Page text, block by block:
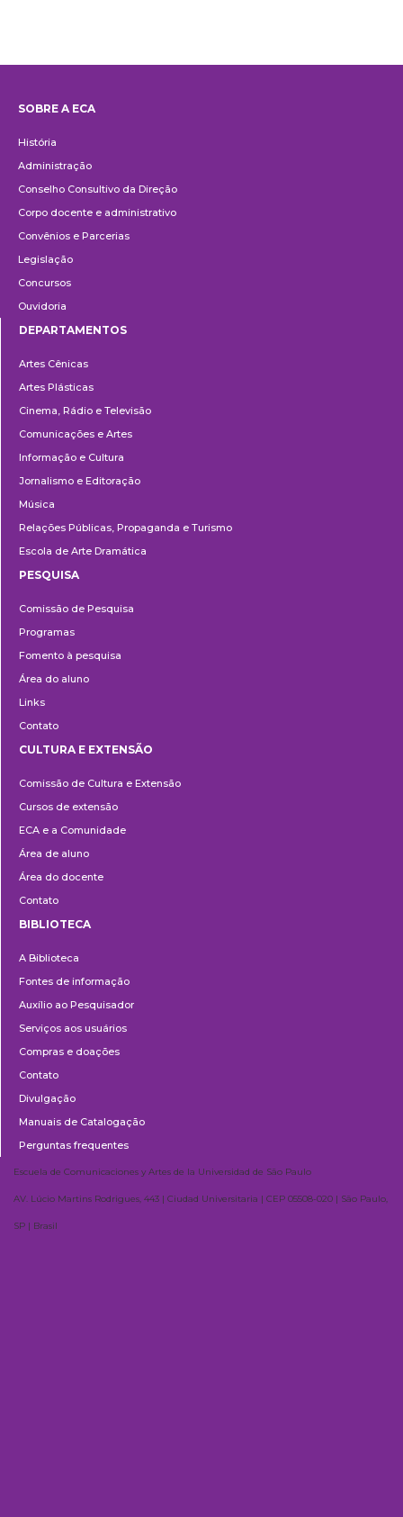
SOBRE A ECA
História
Administração
Conselho Consultivo da Direção
Corpo docente e administrativo
Convênios e Parcerias
Legislação
Concursos
Ouvidoria
DEPARTAMENTOS
Artes Cênicas
Artes Plásticas
Cinema, Rádio e Televisão
Comunicações e Artes
Informação e Cultura
Jornalismo e Editoração
Música
Relações Públicas, Propaganda e Turismo
Escola de Arte Dramática
PESQUISA
Comissão de Pesquisa
Programas
Fomento à pesquisa
Área do aluno
Links
Contato
e
Extensão
CULTURA E EXTENSÃO
Comissão de Cultura e Extensão
Cursos de extensão
ECA e a Comunidade
Área de aluno
Área do docente
Contato
BIBLIOTECA
A Biblioteca
Fontes de informação
Auxílio ao Pesquisador
Serviços aos usuários
Compras e doações
Contato
Divulgação
Manuais de Catalogação
Perguntas frequentes
Escuela de Comunicaciones y Artes de la Universidad de São Paulo
AV. Lúcio Martins Rodrigues, 443 | Ciudad Universitaria | CEP 05508-020 | São Paulo,
SP | Brasil